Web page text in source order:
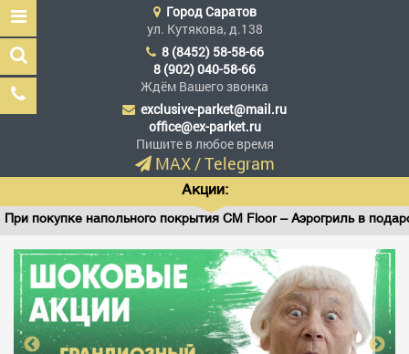
Эксклюзив Паркет
Мы сделали эксклюзив
доступным
ГЛАВНАЯ
ГородСаратов
ул. Кутякова, д.138
8 (8452) 58-58-66
8 (902) 040-58-66
Ждём Вашего звонка
exclusive-parket@mail.ru
office@ex-parket.ru
Пишите в любое время
MAX/Telegram
Акции:
покупке напольного покрытия CM Floor – Аэрогриль в